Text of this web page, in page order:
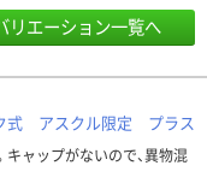
リエーション一覧へ
式 アスクル限定 プラス
キャップがないので、異物混